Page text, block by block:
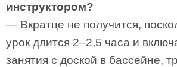
инструктором?
— Вкратце не получится,
урок длится 2–2,5 часа и
занятия с доской в бассейне,